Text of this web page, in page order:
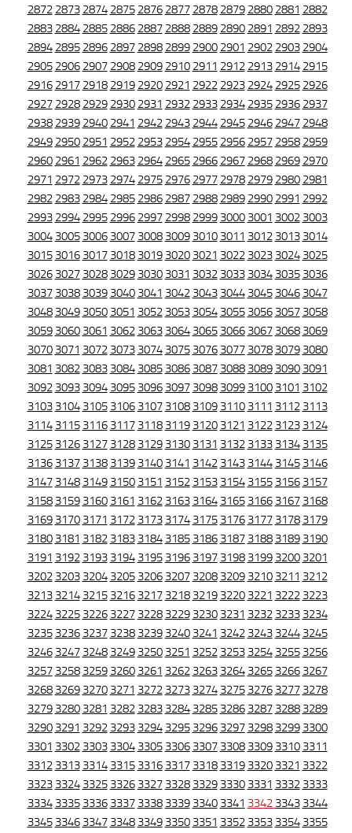
2872 2873 2874 2875 2876 2877 2878 2879 2880 2881 2882
2883 2884 2885 2886 2887 2888 2889 2890 2891 2892 2893
2894 2895 2896 2897 2898 2899 2900 2901 2902 2903 2904
2905 2906 2907 2908 2909 2910 2911 2912 2913 2914 2915
2916 2917 2918 2919 2920 2921 2922 2923 2924 2925 2926
2927 2928 2929 2930 2931 2932 2933 2934 2935 2936 2937
2938 2939 2940 2941 2942 2943 2944 2945 2946 2947 2948
2949 2950 2951 2952 2953 2954 2955 2956 2957 2958 2959
2960 2961 2962 2963 2964 2965 2966 2967 2968 2969 2970
2971 2972 2973 2974 2975 2976 2977 2978 2979 2980 2981
2982 2983 2984 2985 2986 2987 2988 2989 2990 2991 2992
2993 2994 2995 2996 2997 2998 2999 3000 3001 3002 3003
3004 3005 3006 3007 3008 3009 3010 3011 3012 3013 3014
3015 3016 3017 3018 3019 3020 3021 3022 3023 3024 3025
3026 3027 3028 3029 3030 3031 3032 3033 3034 3035 3036
3037 3038 3039 3040 3041 3042 3043 3044 3045 3046 3047
3048 3049 3050 3051 3052 3053 3054 3055 3056 3057 3058
3059 3060 3061 3062 3063 3064 3065 3066 3067 3068 3069
3070 3071 3072 3073 3074 3075 3076 3077 3078 3079 3080
3081 3082 3083 3084 3085 3086 3087 3088 3089 3090 3091
3092 3093 3094 3095 3096 3097 3098 3099 3100 3101 3102
3103 3104 3105 3106 3107 3108 3109 3110 3111 3112 3113
3114 3115 3116 3117 3118 3119 3120 3121 3122 3123 3124
3125 3126 3127 3128 3129 3130 3131 3132 3133 3134 3135
3136 3137 3138 3139 3140 3141 3142 3143 3144 3145 3146
3147 3148 3149 3150 3151 3152 3153 3154 3155 3156 3157
3158 3159 3160 3161 3162 3163 3164 3165 3166 3167 3168
3169 3170 3171 3172 3173 3174 3175 3176 3177 3178 3179
3180 3181 3182 3183 3184 3185 3186 3187 3188 3189 3190
3191 3192 3193 3194 3195 3196 3197 3198 3199 3200 3201
3202 3203 3204 3205 3206 3207 3208 3209 3210 3211 3212
3213 3214 3215 3216 3217 3218 3219 3220 3221 3222 3223
3224 3225 3226 3227 3228 3229 3230 3231 3232 3233 3234
3235 3236 3237 3238 3239 3240 3241 3242 3243 3244 3245
3246 3247 3248 3249 3250 3251 3252 3253 3254 3255 3256
3257 3258 3259 3260 3261 3262 3263 3264 3265 3266 3267
3268 3269 3270 3271 3272 3273 3274 3275 3276 3277 3278
3279 3280 3281 3282 3283 3284 3285 3286 3287 3288 3289
3290 3291 3292 3293 3294 3295 3296 3297 3298 3299 3300
3301 3302 3303 3304 3305 3306 3307 3308 3309 3310 3311
3312 3313 3314 3315 3316 3317 3318 3319 3320 3321 3322
3323 3324 3325 3326 3327 3328 3329 3330 3331 3332 3333
3334 3335 3336 3337 3338 3339 3340 3341 3342 3343 3344
3345 3346 3347 3348 3349 3350 3351 3352 3353 3354 3355